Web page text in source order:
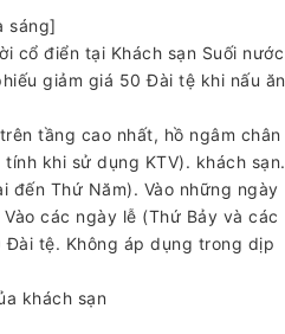
sáng]
cổ điển tại Khách sạn Suối nước
giảm giá 50 Đài tệ khi nấu ăn
tầng cao nhất, hồ ngâm chân
khi sử dụng KTV). khách sạn.
đến Thứ Năm). Vào những ngày
các ngày lễ (Thứ Bảy và các
tệ. Không áp dụng trong dịp
khách sạn